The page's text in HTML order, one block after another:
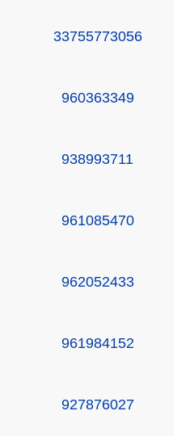
33755773056
960363349
938993711
961085470
962052433
961984152
927876027